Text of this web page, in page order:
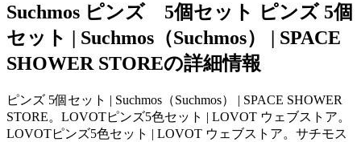
Suchmos ピンズ 5個セット ピンズ 5個
セット | Suchmos（Suchmos） | SPACE
SHOWER STOREの詳細情報
ピンズ 5個セット | Suchmos（Suchmos） | SPACE SHOWER
STORE。LOVOTピンズ5色セット | LOVOT ウェブストア。
LOVOTピンズ5色セット | LOVOT ウェブストア。サチモス